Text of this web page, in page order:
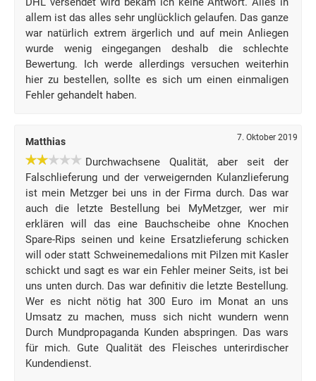
allem ist das alles sehr unglücklich gelaufen. Das ganze
war natürlich extrem ärgerlich und auf mein Anliegen
wurde wenig eingegangen deshalb die schlechte
Bewertung. Ich werde allerdings versuchen weiterhin
hier zu bestellen, sollte es sich um einen einmaligen
Fehler gehandelt haben.
Matthias 7. Oktober 2019
Durchwachsene Qualität, aber seit der
Falschlieferung und der verweigernden Kulanzlieferung
ist mein Metzger bei uns in der Firma durch. Das war
auch die letzte Bestellung bei MyMetzger, wer mir
erklären will das eine Bauchscheibe ohne Knochen
Spare-Rips seinen und keine Ersatzlieferung schicken
will oder statt Schweinemedalions mit Pilzen mit Kasler
schickt und sagt es war ein Fehler meiner Seits, ist bei
uns unten durch. Das war definitiv die letzte Bestellung.
Wer es nicht nötig hat 300 Euro im Monat an uns
Umsatz zu machen, muss sich nicht wundern wenn
Durch Mundpropaganda Kunden abspringen. Das wars
für mich. Gute Qualität des Fleisches unterirdischer
Kundendienst.